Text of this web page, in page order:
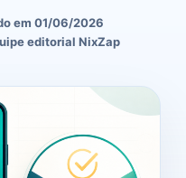
em 01/06/2026
editorial NixZap